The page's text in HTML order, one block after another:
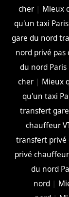
cher | Mieux
qu'un taxi
gare du nord
nord privé pas
du nord Paris
cher | Mieux
qu'un taxi
transfert
chauffeur
transfert privé
privé
du nord
nord |